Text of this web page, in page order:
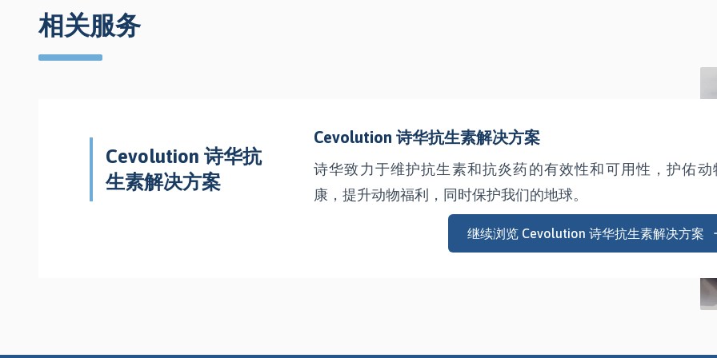
相关服务
Cevolution 诗华抗
生素解决方案
Cevolution 诗华抗生素解决方案
诗华致力于维护抗生素和抗炎药的有效性和可用性，护佑动
康，提升动物福利，同时保护我们的地球。
继续浏览 Cevolution 诗华抗生素解决方案